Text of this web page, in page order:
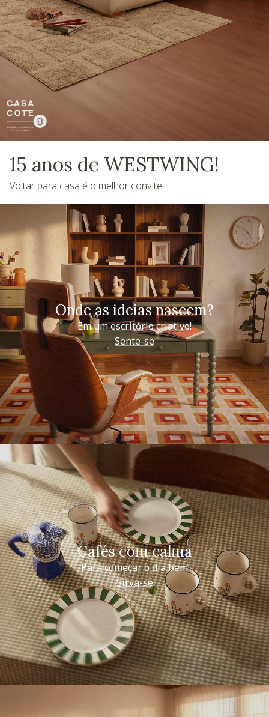
15 anos de WESTWING!
Voltar para casa é o melhor convite
Onde as ideias nascem?
Em um escritório criativo!
Sente-se
Cafés com calma
Para começar o dia bem
Sirva-se